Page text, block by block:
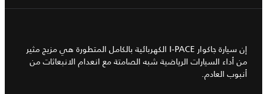
إن سيارة جاكوار I‑PACE الكهربائية بالكامل المتطورة هي مزيج مثير
من أداء السيارات الرياضية شبه الصامتة مع انعدام الانبعاثات من
أنبوب العادم.